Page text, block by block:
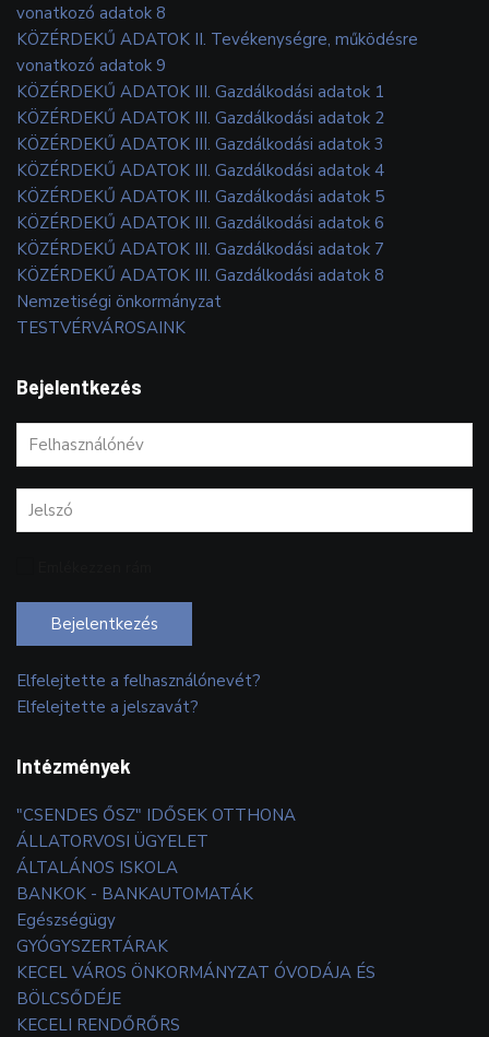
vonatkozó adatok 8
KÖZÉRDEKŰ ADATOK II. Tevékenységre, működésre
vonatkozó adatok 9
KÖZÉRDEKŰ ADATOK III. Gazdálkodási adatok 1
KÖZÉRDEKŰ ADATOK III. Gazdálkodási adatok 2
KÖZÉRDEKŰ ADATOK III. Gazdálkodási adatok 3
KÖZÉRDEKŰ ADATOK III. Gazdálkodási adatok 4
KÖZÉRDEKŰ ADATOK III. Gazdálkodási adatok 5
KÖZÉRDEKŰ ADATOK III. Gazdálkodási adatok 6
KÖZÉRDEKŰ ADATOK III. Gazdálkodási adatok 7
KÖZÉRDEKŰ ADATOK III. Gazdálkodási adatok 8
Nemzetiségi önkormányzat
TESTVÉRVÁROSAINK
Bejelentkezés
Bejelentkezés
Elfelejtette a felhasználónevét?
Elfelejtette a jelszavát?
Intézmények
"CSENDES ŐSZ" IDŐSEK OTTHONA
ÁLLATORVOSI ÜGYELET
ÁLTALÁNOS ISKOLA
BANKOK - BANKAUTOMATÁK
Egészségügy
GYÓGYSZERTÁRAK
KECEL VÁROS ÖNKORMÁNYZAT ÓVODÁJA ÉS
BÖLCSŐDÉJE
KECELI RENDŐRŐRS